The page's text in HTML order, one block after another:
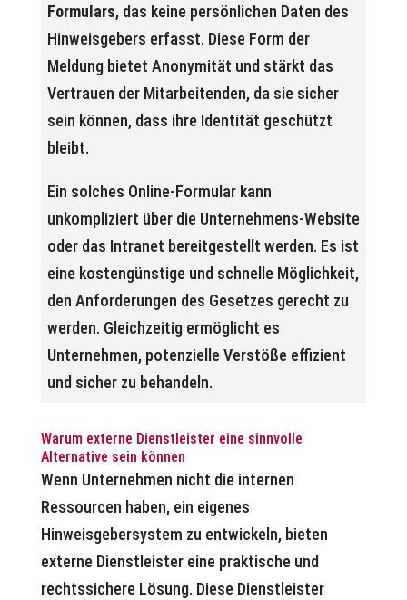
Formulars, das keine persönlichen Daten des
Hinweisgebers erfasst. Diese Form der
Meldung bietet Anonymität und stärkt das
Vertrauen der Mitarbeitenden, da sie sicher
sein können, dass ihre Identität geschützt
bleibt.
Ein solches Online-Formular kann
unkompliziert über die Unternehmens-Website
oder das Intranet bereitgestellt werden. Es ist
eine kostengünstige und schnelle Möglichkeit,
den Anforderungen des Gesetzes gerecht zu
werden. Gleichzeitig ermöglicht es
Unternehmen, potenzielle Verstöße effizient
und sicher zu behandeln.
Warum externe Dienstleister eine sinnvolle
Alternative sein können
Wenn Unternehmen nicht die internen
Ressourcen haben, ein eigenes
Hinweisgebersystem zu entwickeln, bieten
externe Dienstleister eine praktische und
rechtssichere Lösung. Diese Dienstleister